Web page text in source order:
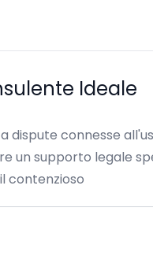
Ideale
connesse
un supporto legale
contenzioso